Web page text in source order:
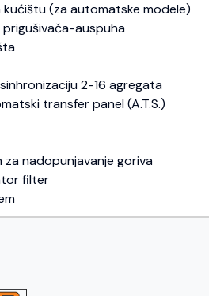
kućištu (za automatske modele)
auspuha
2-16 agregata
transfer panel (A.T.S.)
nadopunjavanje goriva
filter